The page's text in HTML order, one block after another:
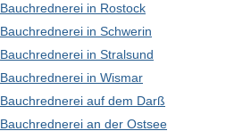
Bauchrednerei in Rostock
Bauchrednerei in Schwerin
Bauchrednerei in Stralsund
Bauchrednerei in Wismar
Bauchrednerei auf dem Darß
Bauchrednerei an der Ostsee